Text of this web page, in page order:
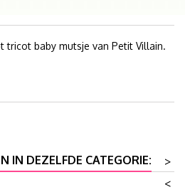
tricot baby mutsje van Petit Villain.
IN DEZELFDE CATEGORIE:
>
<